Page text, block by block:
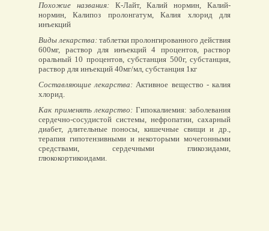
Похожие названия:К-Лайт, Калий нормин, Калий-
нормин, Калипоз пролонгатум, Калия хлорид для
инъекций
Виды лекарства: таблетки пролонгированного действия
600мг, раствор для инъекций 4 процентов, раствор
оральный 10 процентов, субстанция 500г, субстанция,
раствор для инъекций 40мг/мл, субстанция 1кг
Составляющие лекарства: Активное вещество - калия
хлорид.
Как применять лекарство: Гипокалиемия: заболевания
сердечно-сосудистой системы, нефропатии, сахарный
диабет, длительные поносы, кишечные свищи и др.,
терапия гипотензивными и некоторыми мочегонными
средствами, сердечными гликозидами,
глюкокортикоидами.